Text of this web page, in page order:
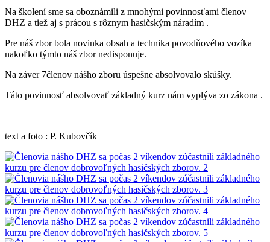
Na školení sme sa oboznámili z mnohými povinnosťami členov
DHZ a tiež aj s prácou s rôznym hasičským náradím .
Pre náš zbor bola novinka obsah a technika povodňového vozíka
nakoľko týmto náš zbor nedisponuje.
Na záver 7členov nášho zboru úspešne absolvovalo skúšky.
Táto povinnosť absolvovať základný kurz nám vyplýva zo zákona .
text a foto : P. Kubovčík